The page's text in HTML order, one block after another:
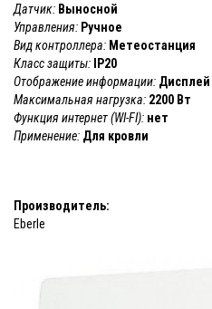
Датчик: Выносной
Управления: Ручное
Вид контроллера: Метеостанция
Класс защиты:
IP20
Отображение информации: Дисплей
Максимальная нагрузка: 2200 Вт
Функция интернет (WI-FI): нет
Применение: Для кровли
Производитель:
Eberle